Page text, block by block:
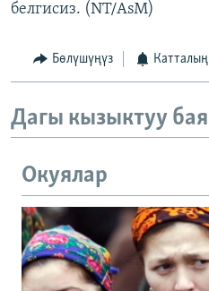
белгисиз. (NT/AsM)
Бөлүшүңүз
Дагы кызыктуу
Окуялар